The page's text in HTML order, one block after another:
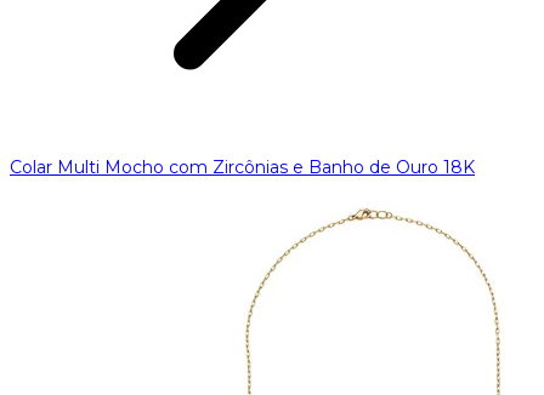
Colar Multi Mocho com Zircônias e Banho de Ouro 18K